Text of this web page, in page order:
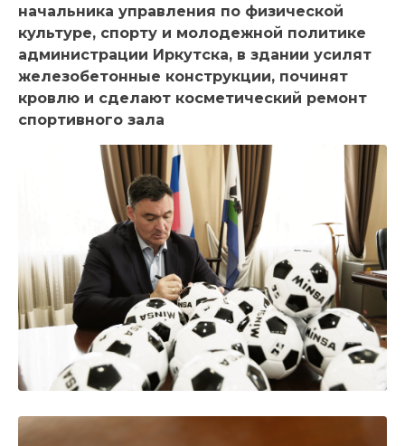
начальника управления по физической
культуре, спорту и молодежной политике
администрации Иркутска, в здании усилят
железобетонные конструкции, починят
кровлю и сделают косметический ремонт
спортивного зала